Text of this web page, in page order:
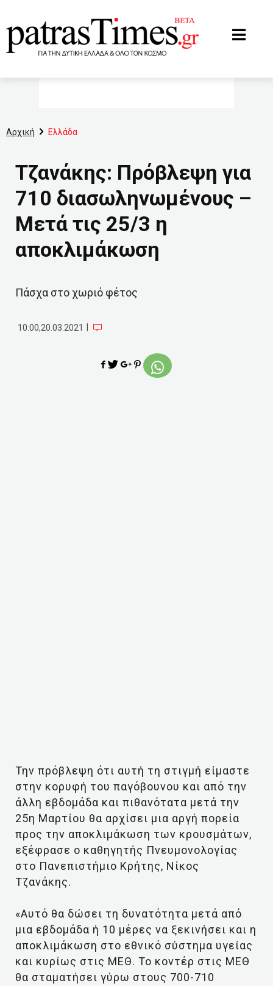
Αρχική Ελλάδα
Τζανάκης: Πρόβλεψη για
710 διασωληνωμένους –
Μετά τις 25/3 η
αποκλιμάκωση
Πάσχα στο χωριό φέτος
10:00,20.03.2021
Την πρόβλεψη ότι αυτή τη στιγμή είμαστε
στην κορυφή του παγόβουνου και από την
άλλη εβδομάδα και πιθανότατα μετά την
25η Μαρτίου θα αρχίσει μια αργή πορεία
προς την αποκλιμάκωση των κρουσμάτων,
εξέφρασε ο καθηγητής Πνευμονολογίας
στο Πανεπιστήμιο Κρήτης, Νίκος
Τζανάκης.
«Αυτό θα δώσει τη δυνατότητα μετά από
μια εβδομάδα ή 10 μέρες να ξεκινήσει και η
αποκλιμάκωση στο εθνικό σύστημα υγείας
και κυρίως στις ΜΕΘ. Το κοντέρ στις ΜΕΘ
θα σταματήσει γύρω στους 700-710